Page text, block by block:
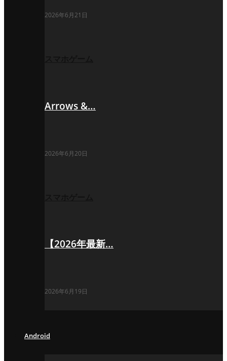
2026年6月21日
Arrows &…
2026年6月20日
【2026年最新…
2026年6月19日
Android